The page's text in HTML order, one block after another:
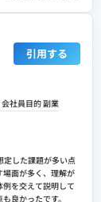
の専門性と圧倒的な
に投資価値がある
うだけの密度の濃
れば、非常に満足
別の疑問にも納得
きました。職務経
業界の求めるスキ
ました。また、提
引用する
社員目的 副業
定した課題が多い点
面が多く、理解が
を交えて説明して
良かったです。